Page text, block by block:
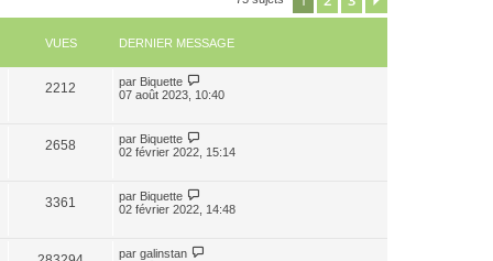
VUES DERNIER MESSAGE
2212 par Biquette
07 août 2023, 10:40
2658 par Biquette
02 février 2022, 15:14
3361 par Biquette
02 février 2022, 14:48
par galinstan